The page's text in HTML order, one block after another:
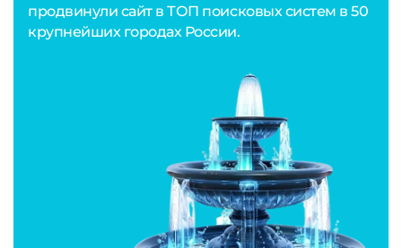
продвинули сайт в ТОП поисковых систем в 50
крупнейших городах России.